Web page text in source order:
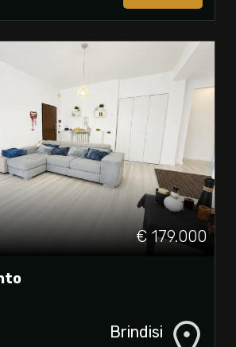
€ 179.000
Brindisi